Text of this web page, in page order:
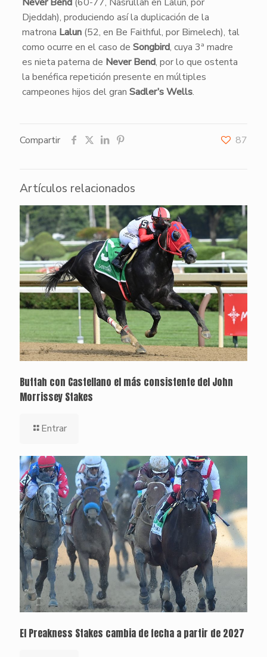
Djeddah), produciendo así la duplicación de la
matrona Lalun(52, en Be Faithful, por Bimelech), tal
como ocurre en el caso de Songbird, cuya 3ª madre
es nieta paterna de Never Bend, por lo que ostenta
la benéfica repetición presente en múltiples
campeones hijos del gran Sadler’s Wells.
Compartir 87
Artículos relacionados
Buttah con Castellano el más consistente del John
Morrissey Stakes
Entrar
El Preakness Stakes cambia de fecha a partir de 2027